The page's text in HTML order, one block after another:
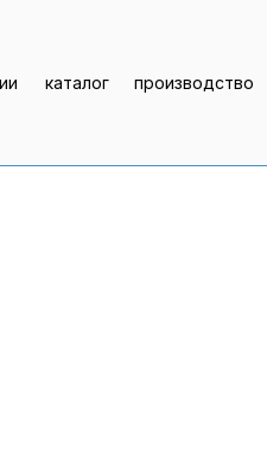
производство
каталог